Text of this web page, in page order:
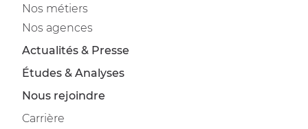
Nos métiers
Nos agences
Actualités & Presse
Études & Analyses
Nous rejoindre
Carrière